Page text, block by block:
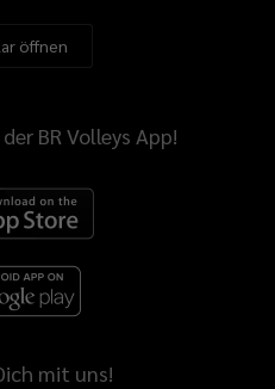
öffnen
BR Volleys App!
mit uns!